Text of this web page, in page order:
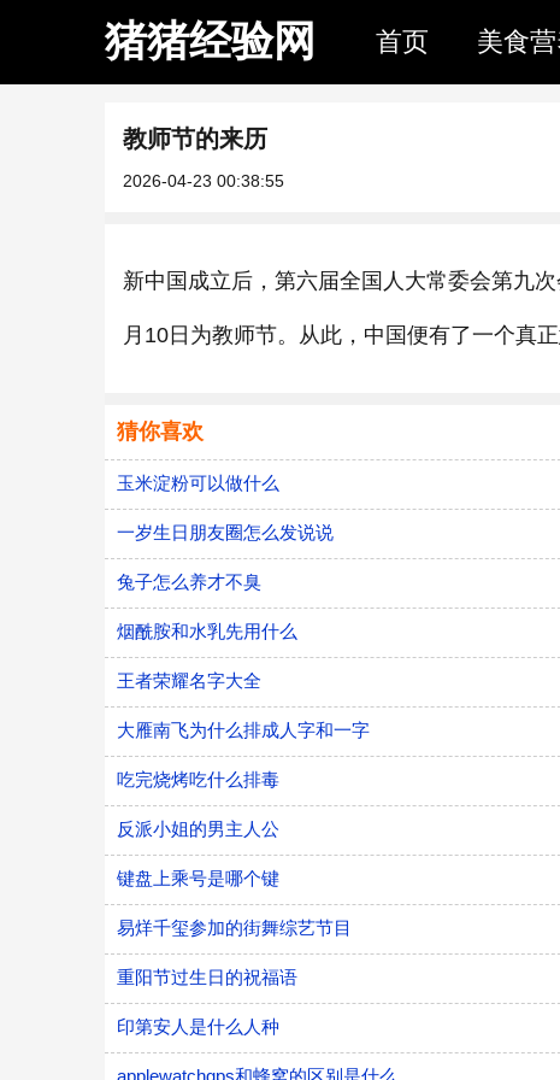
猪猪经验网 首页 美食
教师节的来历
2026-04-23 00:38:55
新中国成立后，第六届全国人大常委会第九
月10日为教师节。从此，中国便有了一个真正
猜你喜欢
玉米淀粉可以做什么
一岁生日朋友圈怎么发说说
兔子怎么养才不臭
烟酰胺和水乳先用什么
王者荣耀名字大全
大雁南飞为什么排成人字和一字
吃完烧烤吃什么排毒
反派小姐的男主人公
键盘上乘号是哪个键
易烊千玺参加的街舞综艺节目
重阳节过生日的祝福语
印第安人是什么人种
applewatchgps和蜂窝的区别是什么